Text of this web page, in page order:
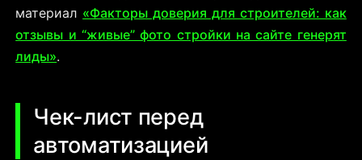
материал «Факторы доверия для строителей: как
отзывы и “живые” фото стройки на сайте генерят
лиды».
Чек-лист перед
автоматизацией